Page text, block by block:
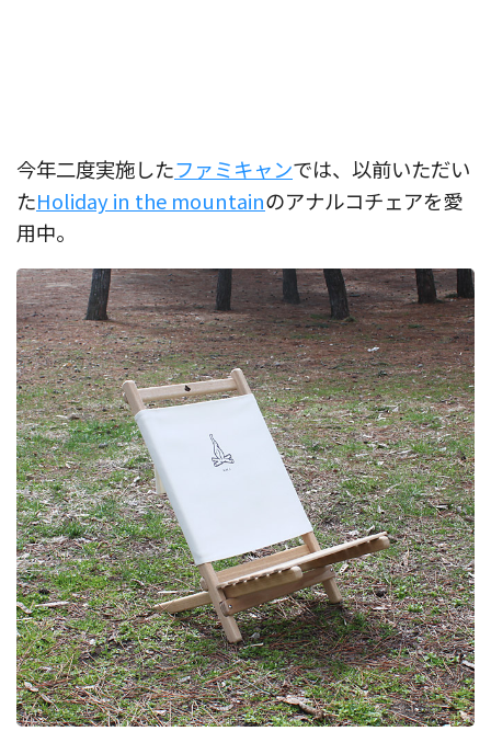
今年二度実施したファミキャンでは、以前いただい
たHoliday in the mountainのアナルコチェアを愛
用中。